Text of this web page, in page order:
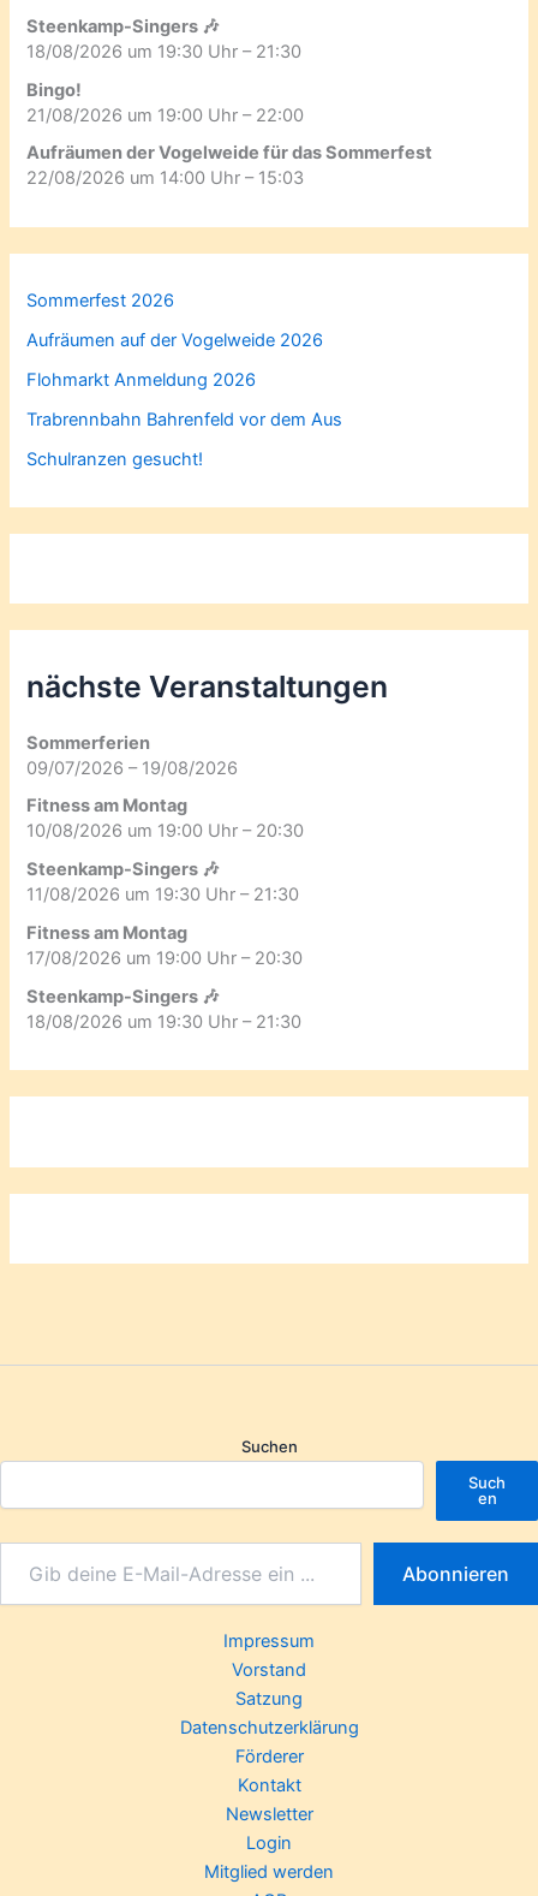
Steenkamp-Singers 🎶
18/08/2026 um 19:30 Uhr – 21:30
Bingo!
21/08/2026 um 19:00 Uhr – 22:00
Aufräumen der Vogelweide für das Sommerfest
22/08/2026 um 14:00 Uhr – 15:03
Sommerfest 2026
Aufräumen auf der Vogelweide 2026
Flohmarkt Anmeldung 2026
Trabrennbahn Bahrenfeld vor dem Aus
Schulranzen gesucht!
nächste Veranstaltungen
Sommerferien
09/07/2026 – 19/08/2026
Fitness am Montag
10/08/2026 um 19:00 Uhr – 20:30
Steenkamp-Singers 🎶
11/08/2026 um 19:30 Uhr – 21:30
Fitness am Montag
17/08/2026 um 19:00 Uhr – 20:30
Steenkamp-Singers 🎶
18/08/2026 um 19:30 Uhr – 21:30
Suchen
Such
en
Abonnieren
Impressum
Vorstand
Satzung
Datenschutzerklärung
Förderer
Kontakt
Newsletter
Login
Mitglied werden